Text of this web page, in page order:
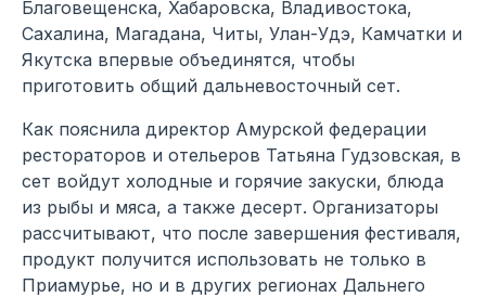
Благовещенска, Хабаровска, Владивостока,
Сахалина, Магадана, Читы, Улан-Удэ, Камчатки и
Якутска впервые объединятся, чтобы
приготовить общий дальневосточный сет.
Как пояснила директор Амурской федерации
рестораторов и отельеров Татьяна Гудзовская, в
сет войдут холодные и горячие закуски, блюда
из рыбы и мяса, а также десерт. Организаторы
рассчитывают, что после завершения фестиваля,
продукт получится использовать не только в
Приамурье, но и в других регионах Дальнего